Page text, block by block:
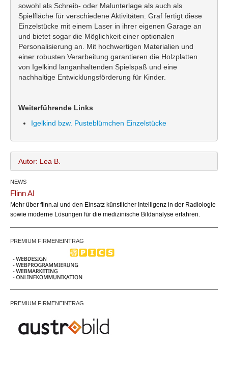
sowohl als Schreib- oder Malunterlage als auch als
Spielfläche für verschiedene Aktivitäten. Graf fertigt diese
Einzelstücke mit einem Laser in ihrer eigenen Garage an
und bietet sogar die Möglichkeit einer optionalen
Personalisierung an. Mit hochwertigen Materialien und
einer robusten Verarbeitung garantieren die Holzplatten
von Igelkind langanhaltenden Spielspaß und eine
nachhaltige Entwicklungsförderung für Kinder.
Weiterführende Links
Igelkind bzw. Pusteblümchen Einzelstücke
Autor: Lea B.
NEWS
Flinn AI
Mehr über flinn.ai und den Einsatz künstlicher Intelligenz in der Radiologie
sowie moderne Lösungen für die medizinische Bildanalyse erfahren.
PREMIUM FIRMENEINTRAG
PREMIUM FIRMENEINTRAG